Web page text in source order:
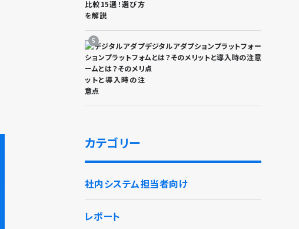
デジタルアダプションプラットフォー
ムとは？そのメリットと導入時の注意
点
カテゴリー
社内システム担当者向け
レポート